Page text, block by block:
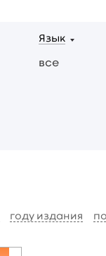
Язык
все
году издания